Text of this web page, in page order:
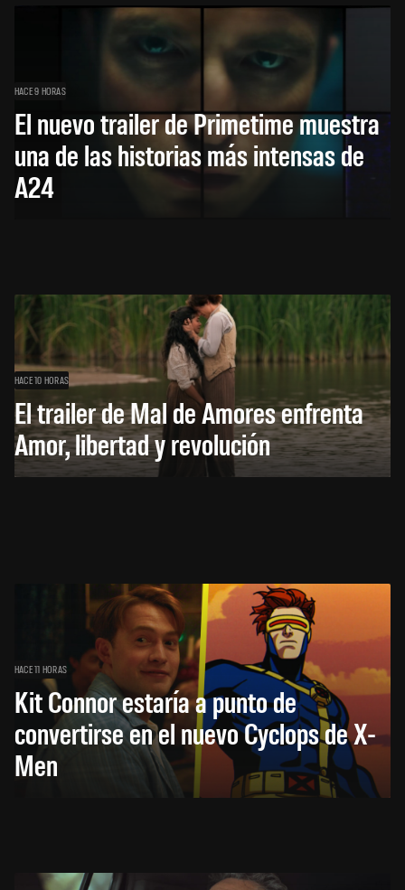
HACE 9 HORAS
El nuevo trailer de Primetime muestra
una de las historias más intensas de
A24
HACE 10 HORAS
El trailer de Mal de Amores enfrenta
Amor, libertad y revolución
HACE 11 HORAS
Kit Connor estaría a punto de
convertirse en el nuevo Cyclops de X-
Men